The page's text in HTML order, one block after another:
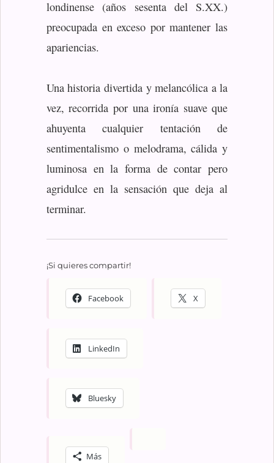
londinense (años sesenta del S.XX.)
preocupada en exceso por mantener las
apariencias.
Una historia divertida y melancólica a la
vez, recorrida por una ironía suave que
ahuyenta cualquier tentación de
sentimentalismo o melodrama, cálida y
luminosa en la forma de contar pero
agridulce en la sensación que deja al
terminar.
¡Si quieres compartir!
Facebook X
LinkedIn
Bluesky
Más